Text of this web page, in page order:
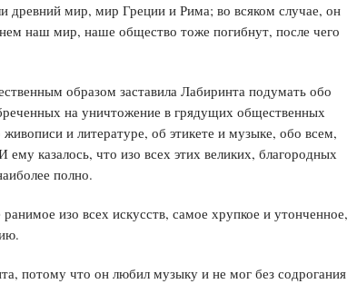
древний мир, мир Греции и Рима; во всяком случае, он
наш мир, наше общество тоже погибнут, после чего
образом заставила Лабиринта подумать обо
на уничтожение в грядущих общественных
и литературе, об этикете и музыке, обо всем,
ему казалось, что изо всех этих великих, благородных
полно.
изо всех искусств, самое хрупкое и утонченное,
потому что он любил музыку и не мог без содрогания